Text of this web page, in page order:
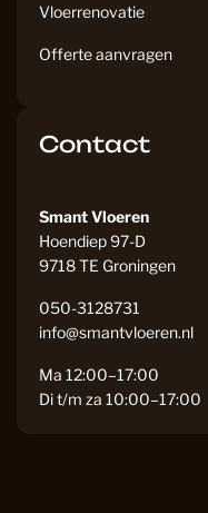
Vloerrenovatie
Offerte aanvragen
Contact
Smant Vloeren
Hoendiep 97-D
9718 TE Groningen
050-3128731
info@smantvloeren.nl
Ma 12:00–17:00
Di t/m za 10:00–17:00